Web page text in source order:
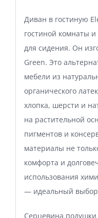
Диван в гостиную
гостиной комнаты
для сидения. Он
Green. Это
мебели из
органического
хлопка, шерсти и
на растительной
пигментов и
материалы не
комфорта и
использования
— идеальный выбор
Серцевина